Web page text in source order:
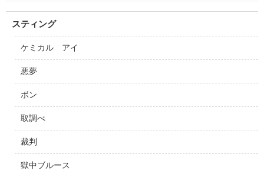
スティング
ケミカル アイ
悪夢
ボン
取調べ
裁判
獄中ブルース